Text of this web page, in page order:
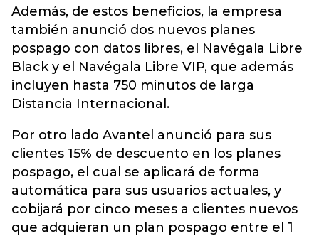
Además, de estos beneficios, la empresa
también anunció dos nuevos planes
pospago con datos libres, el Navégala Libre
Black y el Navégala Libre VIP, que además
incluyen hasta 750 minutos de larga
Distancia Internacional.
Por otro lado Avantel anunció para sus
clientes 15% de descuento en los planes
pospago, el cual se aplicará de forma
automática para sus usuarios actuales, y
cobijará por cinco meses a clientes nuevos
que adquieran un plan pospago entre el 1